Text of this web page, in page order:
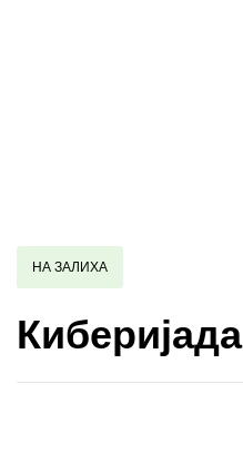
НА ЗАЛИХА
Киберијада